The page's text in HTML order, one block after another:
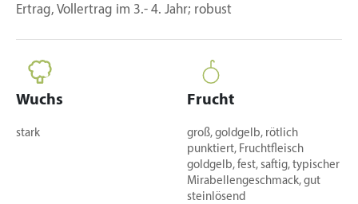
Ertrag, Vollertrag im 3.- 4. Jahr; robust
Wuchs
stark
Frucht
groß, goldgelb, rötlich
punktiert, Fruchtfleisch
goldgelb, fest, saftig, typischer
Mirabellengeschmack, gut
steinlösend